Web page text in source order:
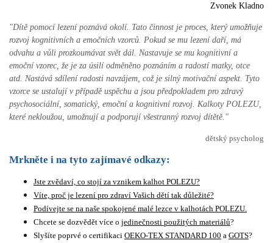
Zvonek Kladno
"Dítě pomocí lezení poznává okolí. Tato činnost je proces, který umožňuje
rozvoj kognitivních a emočních vzorců. Pokud se mu lezení daří, má
odvahu a vůli prozkoumávat svět dál. Nastavuje se mu kognitivní a
emoční vzorec, že je za úsilí odměněno poznáním a radostí matky, otce
atd. Nastává sdílení radosti navzájem, což je silný motivační aspekt. Tyto
vzorce se ustalují v případě uspěchu a jsou předpokladem pro zdravý
psychosociální, somatický, emoční a kognitivní rozvoj. Kalkoty POLEZU,
které nekloužou, umožnují a podporují všestranný rozvoj dítětě. "
dětský psycholog
Mrkněte i na tyto zajímavé odkazy:
Jste zvědaví, co stojí za vznikem kalhot POLEZU?
Víte, proč je lezení pro zdraví Vašich dětí tak důležité?
Podívejte se na naše spokojené malé lezce v kalhotách POLEZU.
Chcete se dozvědět více o jedinečnosti použitých materiálů?
Slyšíte poprvé o certifikaci OEKO-TEX STANDARD 100 a GOTS?